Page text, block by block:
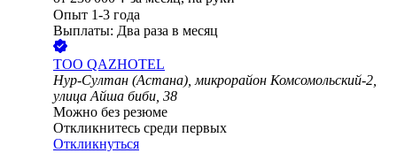
Опыт 1-3 года
Выплаты: Два раза в месяц
ТОО QAZHOTEL
Нур-Султан (Астана), микрорайон Комсомольский-2,
улица Айша биби, 38
Можно без резюме
Откликнитесь среди первых
Откликнуться